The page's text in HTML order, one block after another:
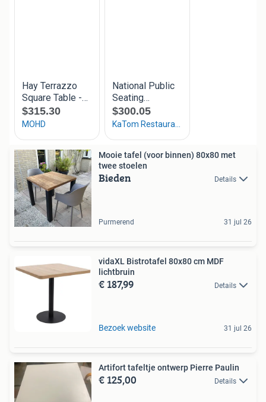
Mooie tafel (voor binnen) 80x80 met
twee stoelen
Bieden Details
Purmerend 31 jul 26
vidaXL Bistrotafel 80x80 cm MDF
lichtbruin
€ 187,99 Details
Bezoek website 31 jul 26
Artifort tafeltje ontwerp Pierre Paulin
€ 125,00 Details